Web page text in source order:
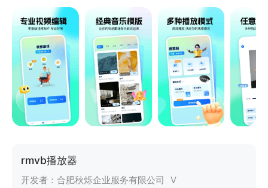
rmvb播放器
开发者： 合肥秋烁企业服务有限公司
V